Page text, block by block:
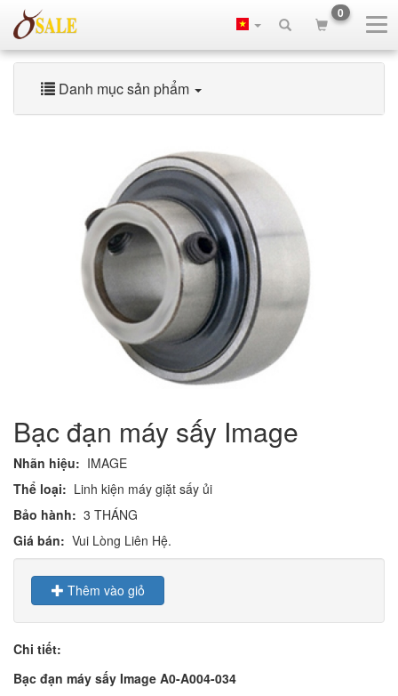
0
Danh mục sản phẩm
Bạc đạn máy sấy Image
Nhãn hiệu: IMAGE
Thể loại: Linh kiện máy giặt sấy ủi
Bảo hành: 3 THÁNG
Giá bán: Vui Lòng Liên Hệ.
Thêm vào giỏ
Chi tiết:
Bạc đạn máy sấy Image A0-A004-034